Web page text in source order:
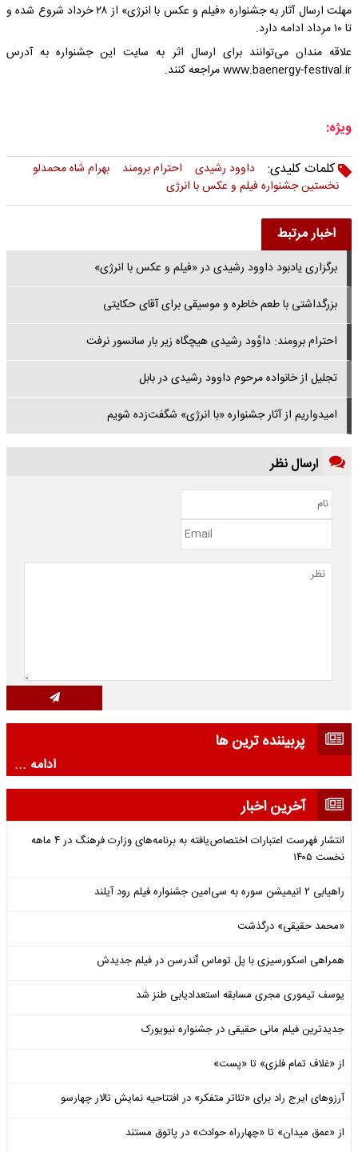
مهلت ارسال آثار به جشنواره «فیلم و عکس با انرژی» از ۲۸ خرداد شروع شده و
تا ۱۰ مرداد ادامه دارد.
علاقه مندان می‌توانند برای ارسال اثر به سایت این جشنواره به آدرس
www.baenergy-festival.ir مراجعه کنند.
ویژه:
کلمات کلیدی:
داوود رشیدی احترام برومند
بهرام شاه محمدلو
نخستین جشنواره فیلم و عکس با انرژی
اخبار مرتبط
برگزاری یادبود داوود رشیدی در «فیلم و عکس با انرژی»
بزرگداشتی با طعم خاطره و موسیقی برای آقای حکایتی
احترام برومند: داوُود رشیدی هیچگاه زیر بار سانسور نرفت
تجلیل از خانواده مرحوم داوود رشیدی در بابل
امیدواریم از آثار جشنواره «با انرژی» شگفت‌زده شویم
ارسال نظر
پربیننده ترین ها
ادامه ...
آخرین اخبار
انتشار فهرست اعتبارات اختصاص‌یافته به برنامه‌های وزارت فرهنگ در ۴ ماهه
نخست ۱۴۰۵
راهیابی ۲ انیمیشن سوره به سی‌امین جشنواره فیلم رود آیلند
«محمد حقیقی» درگذشت
همراهی اسکورسیزی با پل توماس ٱندرسن در فیلم جدیدش
یوسف تیموری مجری مسابقه استعدادیابی طنز شد
جدیدترین فیلم مانی حقیقی در جشنواره نیویورک
از «غلاف تمام فلزی» تا «پست»
آرزوهای ایرج راد برای «تئاتر متفکر» در افتتاحیه نمایش تالار چهارسو
از «عمق میدان» تا «چهارراه حوادث» در پاتوق مستند